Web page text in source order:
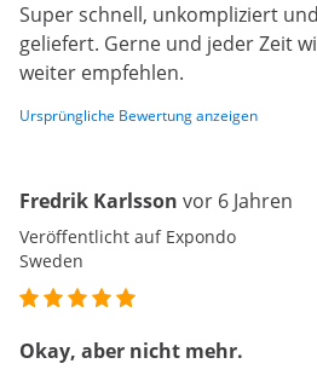
Super schnell, unkompliziert
geliefert. Gerne und jeder Zeit
weiter empfehlen.
Ursprüngliche Bewertung anzeigen
Fredrik Karlsson vor 6 Jahren
Veröffentlicht auf Expondo
Sweden
Okay, aber nicht mehr.